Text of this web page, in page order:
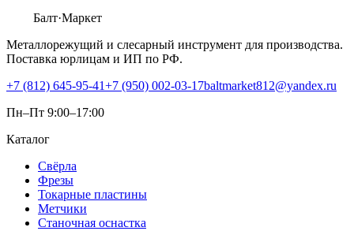
Балт·Маркет
Металлорежущий и слесарный инструмент для производства.
Поставка юрлицам и ИП по РФ.
+7 (812) 645-95-41+7 (950) 002-03-17baltmarket812@yandex.ru
Пн–Пт 9:00–17:00
Каталог
Свёрла
Фрезы
Токарные пластины
Метчики
Станочная оснастка